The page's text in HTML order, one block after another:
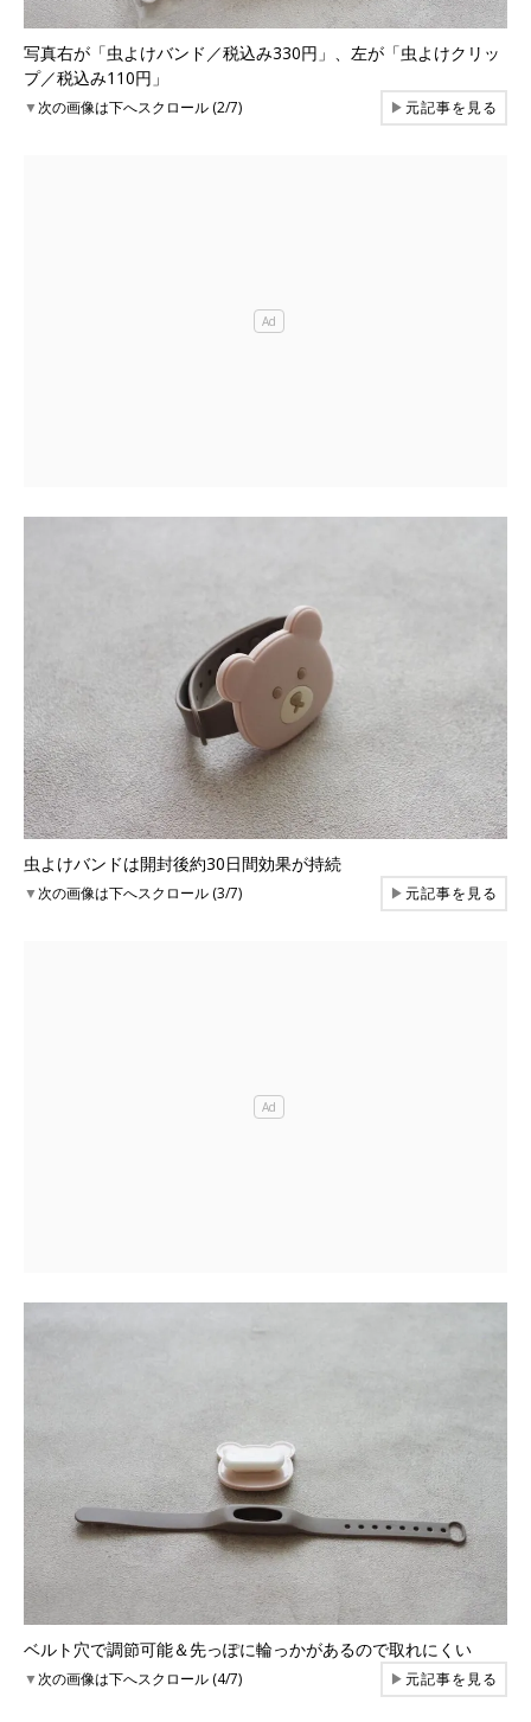
写真右が「虫よけバンド／税込み330円」、左が「虫よけクリッ
プ／税込み110円」
▼次の画像は下へスクロール (2/7) ▶元記事を見る
虫よけバンドは開封後約30日間効果が持続
▼次の画像は下へスクロール (3/7) ▶元記事を見る
ベルト穴で調節可能＆先っぽに輪っかがあるので取れにくい
▼次の画像は下へスクロール (4/7) ▶元記事を見る